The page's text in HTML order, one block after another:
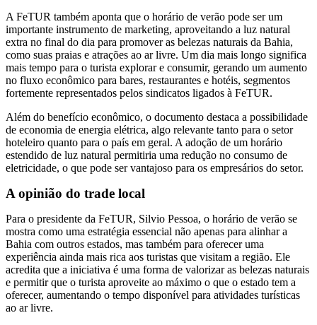
A FeTUR também aponta que o horário de verão pode ser um
importante instrumento de marketing, aproveitando a luz natural
extra no final do dia para promover as belezas naturais da Bahia,
como suas praias e atrações ao ar livre. Um dia mais longo significa
mais tempo para o turista explorar e consumir, gerando um aumento
no fluxo econômico para bares, restaurantes e hotéis, segmentos
fortemente representados pelos sindicatos ligados à FeTUR.
Além do benefício econômico, o documento destaca a possibilidade
de economia de energia elétrica, algo relevante tanto para o setor
hoteleiro quanto para o país em geral. A adoção de um horário
estendido de luz natural permitiria uma redução no consumo de
eletricidade, o que pode ser vantajoso para os empresários do setor.
A opinião do trade local
Para o presidente da FeTUR, Silvio Pessoa, o horário de verão se
mostra como uma estratégia essencial não apenas para alinhar a
Bahia com outros estados, mas também para oferecer uma
experiência ainda mais rica aos turistas que visitam a região. Ele
acredita que a iniciativa é uma forma de valorizar as belezas naturais
e permitir que o turista aproveite ao máximo o que o estado tem a
oferecer, aumentando o tempo disponível para atividades turísticas
ao ar livre.